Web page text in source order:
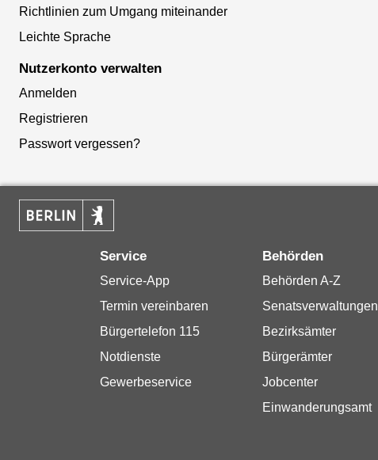
Richtlinien zum Umgang miteinander
Leichte Sprache
Nutzerkonto verwalten
Anmelden
Registrieren
Passwort vergessen?
Service
Service-App
Termin vereinbaren
Bürgertelefon 115
Notdienste
Gewerbeservice
Behörden
Behörden A-Z
Senatsverwaltungen
Bezirksämter
Bürgerämter
Jobcenter
Einwanderungsamt